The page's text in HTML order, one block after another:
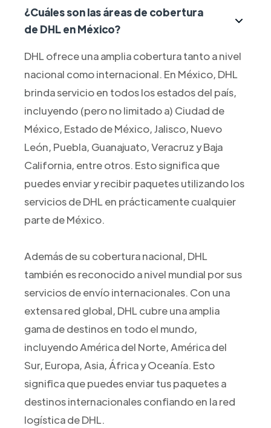
¿Cuáles son las áreas de cobertura
de DHL en México?
DHL ofrece una amplia cobertura tanto a nivel
nacional como internacional. En México, DHL
brinda servicio en todos los estados del país,
incluyendo (pero no limitado a) Ciudad de
México, Estado de México, Jalisco, Nuevo
León, Puebla, Guanajuato, Veracruz y Baja
California, entre otros. Esto significa que
puedes enviar y recibir paquetes utilizando los
servicios de DHL en prácticamente cualquier
parte de México.
Además de su cobertura nacional, DHL
también es reconocido a nivel mundial por sus
servicios de envío internacionales. Con una
extensa red global, DHL cubre una amplia
gama de destinos en todo el mundo,
incluyendo América del Norte, América del
Sur, Europa, Asia, África y Oceanía. Esto
significa que puedes enviar tus paquetes a
destinos internacionales confiando en la red
logística de DHL.